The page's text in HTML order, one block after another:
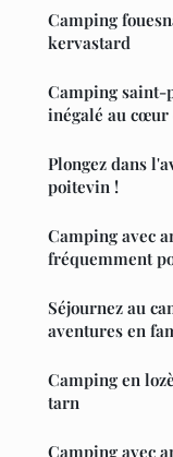
Camping
kervastard
Camping saint-
inégalé au cœur
Plongez dans
poitevin !
Camping avec
fréquemment
Séjournez au
aventures en
Camping en
tarn
Camping avec